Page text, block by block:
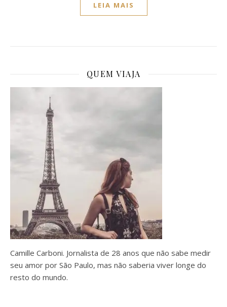
LEIA MAIS
QUEM VIAJA
Camille Carboni. Jornalista de 28 anos que não sabe medir
seu amor por São Paulo, mas não saberia viver longe do
resto do mundo.